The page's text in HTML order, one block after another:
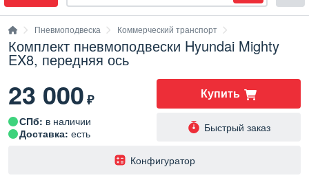
Пневмоподвеска Коммерческий транспорт
Комплект пневмоподвески Hyundai Mighty
EX8, передняя ось
23 000₽ Купить
Быстрый заказ
СПб: в наличии
Доставка: есть
️Конфигуратор